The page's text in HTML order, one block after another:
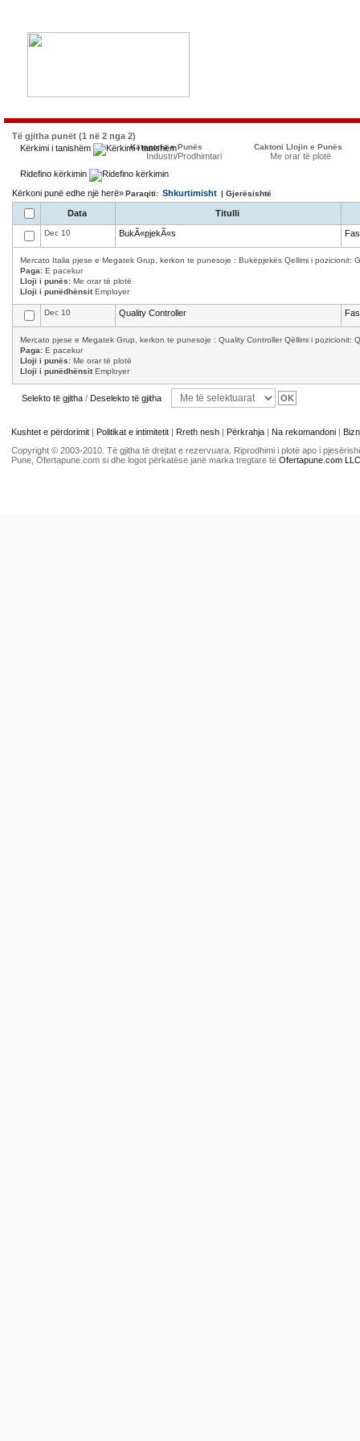
Të gjitha punët (1 në 2 nga 2)
Kërkimi i tanishëm
Kategoria e Punës
Industri/Prodhimtari
Caktoni Llojin e Punës
Me orar të plotë
Ridefino kërkimin
Kërkoni punë edhe një herë»Paraqiti: Shkurtimisht | Gjerësishtë
Data Titulli
Dec 10 BukÃ«pjekÃ«s
Mercato Italia pjese e Megatek Grup, kerkon te punesoje : Bukëpjekës Qellimi i pozicionit:
Paga: E pacekur
Lloji i punës: Me orar të plotë
Lloji i punëdhënsitEmployer
Dec 10 Quality Controller
Mercato pjese e Megatek Grup, kerkon te punesoje : Quality Controller Qëllimi i pozicionit:
Paga: E pacekur
Lloji i punës: Me orar të plotë
Lloji i punëdhënsitEmployer
Selekto të gjitha / Deselekto të gjitha
Kushtet e përdorimit | Politikat e intimitetit | Rreth nesh | Përkrahja | Na rekomandoni |
Copyright © 2003-2010. Të gjitha të drejtat e rezervuara. Riprodhimi i plotë apo i
Pune, Ofertapune.com si dhe logot përkatëse janë marka tregtare të Ofertapune.com LLC